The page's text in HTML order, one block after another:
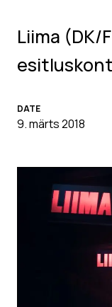
Liima (DK/
DATE
9. märts 2018